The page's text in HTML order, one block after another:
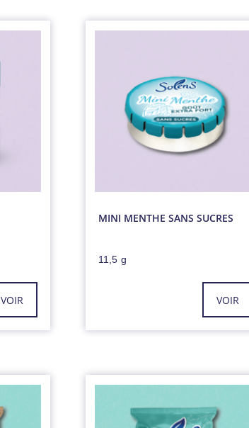
VOIR
MINI MENTHE SANS SUCRES
11,5 g
VOIR